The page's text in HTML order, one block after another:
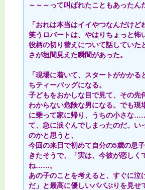
～～～って叫ばれたこともあったん
「おれは本当はイイやつなんだけど
笑うロバートは、やはりちょっと怖
役柄の切り替えについて話していた
さが垣間見えた瞬間があった。
「現場に着いて、スタートがかかる
ちティーバッグになる。
子どもをおかしな目で見て、その先
わからない危険な男になる。でも現
に乗って家に帰り、うちの小さな
て、急に涙ぐんでしまったのだ。い
のかと思うと、
今回の来日で初めて自分の5歳の息
きたそうで、「実は、今彼が恋しく
ね……。
あの子のことを考えると、すぐに泣
だ」と最高に優しいパパぶりを見せ